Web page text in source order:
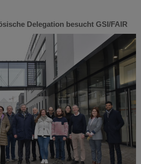
Delegation besucht GSI/FAIR